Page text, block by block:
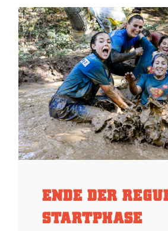
ENDE DER
STARTPHASE